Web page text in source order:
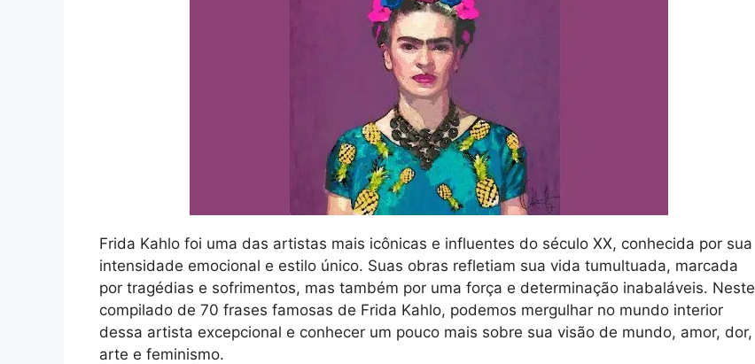
Frida Kahlo foi uma das artistas mais icônicas e influentes do século XX, conhecida por sua
intensidade emocional e estilo único. Suas obras refletiam sua vida tumultuada, marcada
por tragédias e sofrimentos, mas também por uma força e determinação inabaláveis. Neste
compilado de 70 frases famosas de Frida Kahlo, podemos mergulhar no mundo interior
dessa artista excepcional e conhecer um pouco mais sobre sua visão de mundo, amor, dor,
arte e feminismo.